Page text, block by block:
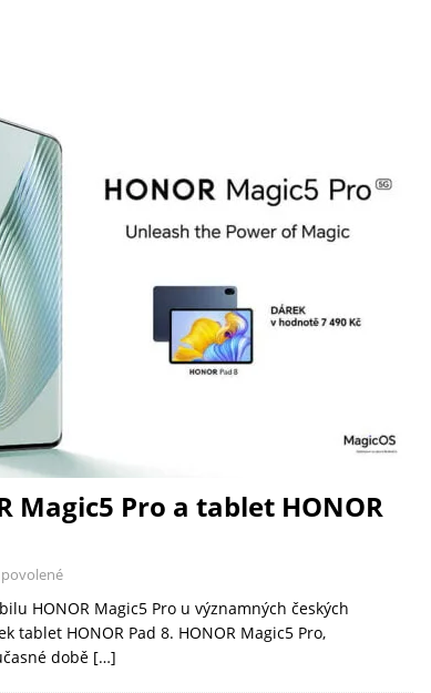
pizzu Cuisinart CPZ-120 promění vaši kuchyň na italskou
krypto kasin: Co by měli vědět milovníci technologií
Magic5 Pro a tablet HONOR
HONOR Magic5 Pro u významných českých
HONOR Pad 8. HONOR Magic5 Pro,
době […]